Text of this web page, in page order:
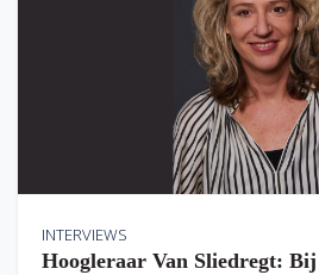
INTERVIEWS
Hoogleraar Van Sliedregt: Bij